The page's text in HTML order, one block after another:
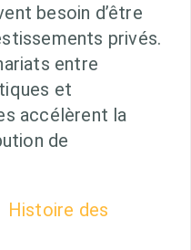
besoin d’être
privés.
entre
et
accélèrent la
de
Histoire des